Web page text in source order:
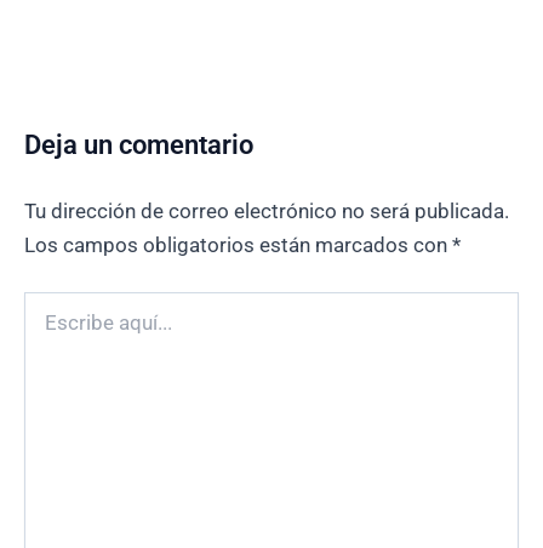
Deja un comentario
Tu dirección de correo electrónico no será publicada.
Los campos obligatorios están marcados con *
aquí...